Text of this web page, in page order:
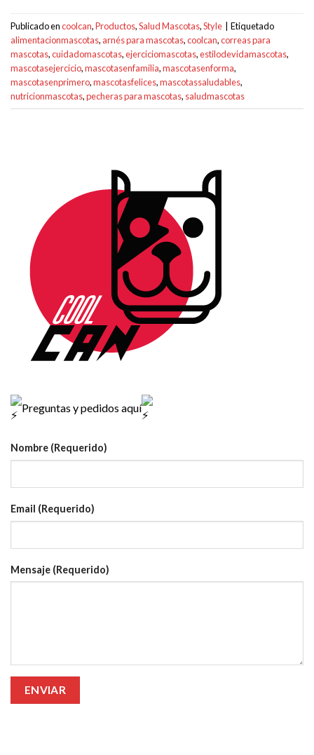
Publicado encoolcan,Productos,Salud Mascotas,Style | Etiquetado
alimentacionmascotas, arnés para mascotas,coolcan,correas para
mascotas,cuidadomascotas,ejerciciomascotas,estilodevidamascotas,
mascotasejercicio,mascotasenfamilia,mascotasenforma,
mascotasenprimero,mascotasfelices,mascotassaludables,
nutricionmascotas,pecheras para mascotas, saludmascotas
Preguntas y pedidos aquí
Nombre (Requerido)
Email (Requerido)
Mensaje (Requerido)